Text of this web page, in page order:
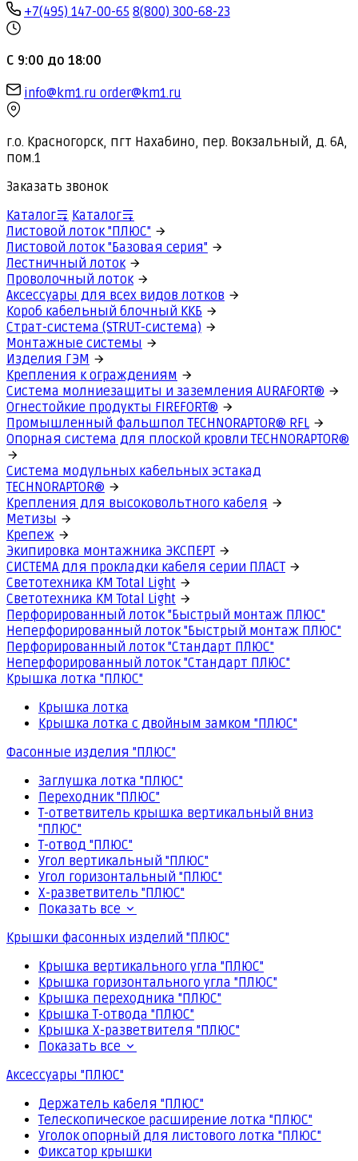
+7(495) 147-00-65 8(800) 300-68-23
С 9:00 до 18:00
info@km1.ru order@km1.ru
г.о. Красногорск, пгт Нахабино, пер. Вокзальный, д. 6А,
пом.1
Заказать звонок
Каталог
Каталог
Листовой лоток "ПЛЮС"
Листовой лоток "Базовая серия"
Лестничный лоток
Проволочный лоток
Аксессуары для всех видов лотков
Короб кабельный блочный ККБ
Страт-система (STRUT-система)
Монтажные системы
Изделия ГЭМ
Крепления к ограждениям
Система молниезащиты и заземления AURAFORT®
Огнестойкие продукты FIREFORT®
Промышленный фальшпол TECHNORAPTOR® RFL
Опорная система для плоской кровли TECHNORAPTOR®
Система модульных кабельных эстакад
TECHNORAPTOR®
Крепления для высоковольтного кабеля
Метизы
Крепеж
Экипировка монтажника ЭКСПЕРТ
СИСТЕМА для прокладки кабеля серии ПЛАСТ
Светотехника КМ Total Light
Светотехника КМ Total Light
Перфорированный лоток "Быстрый монтаж ПЛЮС"
Неперфорированный лоток "Быстрый монтаж ПЛЮС"
Перфорированный лоток "Стандарт ПЛЮС"
Неперфорированный лоток "Стандарт ПЛЮС"
Крышка лотка "ПЛЮС"
Крышка лотка
Крышка лотка с двойным замком "ПЛЮС"
Фасонные изделия "ПЛЮС"
Заглушка лотка "ПЛЮС"
Переходник "ПЛЮС"
Т-ответвитель крышка вертикальный вниз
"ПЛЮС"
Т-отвод "ПЛЮС"
Угол вертикальный "ПЛЮС"
Угол горизонтальный "ПЛЮС"
Х-разветвитель "ПЛЮС"
Показать все
Крышки фасонных изделий "ПЛЮС"
Крышка вертикального угла "ПЛЮС"
Крышка горизонтального угла "ПЛЮС"
Крышка переходника "ПЛЮС"
Крышка Т-отвода "ПЛЮС"
Крышка Х-разветвителя "ПЛЮС"
Показать все
Аксессуары "ПЛЮС"
Держатель кабеля "ПЛЮС"
Телескопическое расширение лотка "ПЛЮС"
Уголок опорный для листового лотка "ПЛЮС"
Фиксатор крышки